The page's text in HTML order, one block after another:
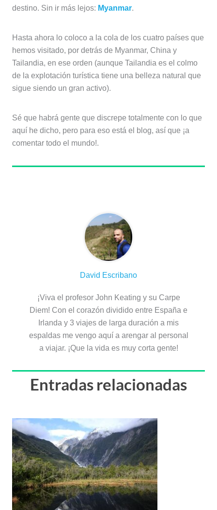
destino. Sin ir más lejos: Myanmar.
Hasta ahora lo coloco a la cola de los cuatro países que
hemos visitado, por detrás de Myanmar, China y
Tailandia, en ese orden (aunque Tailandia es el colmo
de la explotación turística tiene una belleza natural que
sigue siendo un gran activo).
Sé que habrá gente que discrepe totalmente con lo que
aquí he dicho, pero para eso está el blog, así que ¡a
comentar todo el mundo!.
David Escribano
¡Viva el profesor John Keating y su Carpe
Diem! Con el corazón dividido entre España e
Irlanda y 3 viajes de larga duración a mis
espaldas me vengo aquí a arengar al personal
a viajar. ¡Que la vida es muy corta gente!
Entradas relacionadas